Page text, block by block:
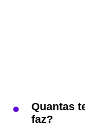
Quantas
faz?